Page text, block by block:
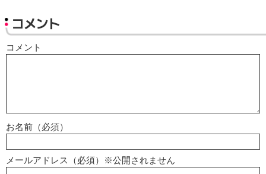
コメント
コメント
お名前（必須）
メールアドレス（必須）※公開されません